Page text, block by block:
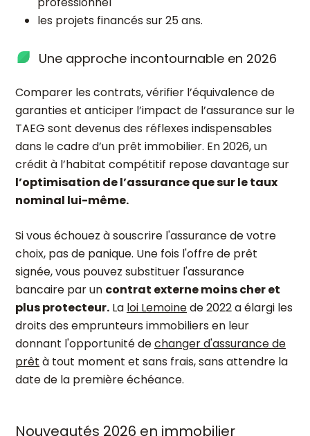
les projets financés sur 25 ans.
Une approche incontournable en 2026
Comparer les contrats, vérifier l’équivalence de
garanties et anticiper l’impact de l’assurance sur le
TAEG sont devenus des réflexes indispensables
dans le cadre d’un prêt immobilier. En 2026, un
crédit à l’habitat compétitif repose davantage sur
l’optimisation de l’assurance que sur le taux
nominal lui-même.
Si vous échouez à souscrire l'assurance de votre
choix, pas de panique. Une fois l'offre de prêt
signée, vous pouvez substituer l'assurance
bancaire par un contrat externe moins cher et
plus protecteur. La loi Lemoinede 2022 a élargi les
droits des emprunteurs immobiliers en leur
donnant l'opportunité dechanger d'assurance de
prêt à tout moment et sans frais, sans attendre la
date de la première échéance.
Nouveautés 2026 en immobilier